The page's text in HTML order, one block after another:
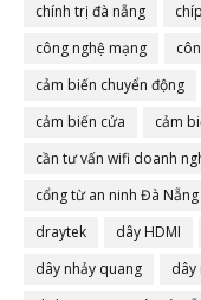
chính trị đà nẵng
công nghệ mạng
cảm biến chuyển động
cảm biến cửa
cảm
cần tư vấn wifi doanh
cổng từ an ninh Đà Nẵng
draytek
dây HDMI
dây nhảy quang
dây